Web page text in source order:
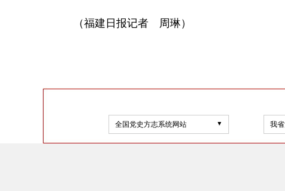
（福建日报记者 周琳）
全国党史方志系统网站 我